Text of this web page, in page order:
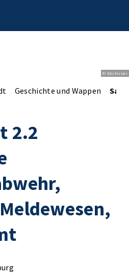
© bbsferrari
Geschichte und Wappen
2.2